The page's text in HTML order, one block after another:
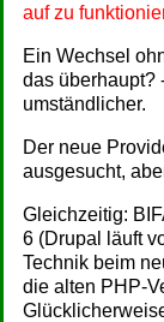
auf zu
Ein Wechsel
das überhaupt?
umständlicher.
Der neue
ausgesucht,
Gleichzeitig:
6 (Drupal läuft
Technik beim
die alten PHP-